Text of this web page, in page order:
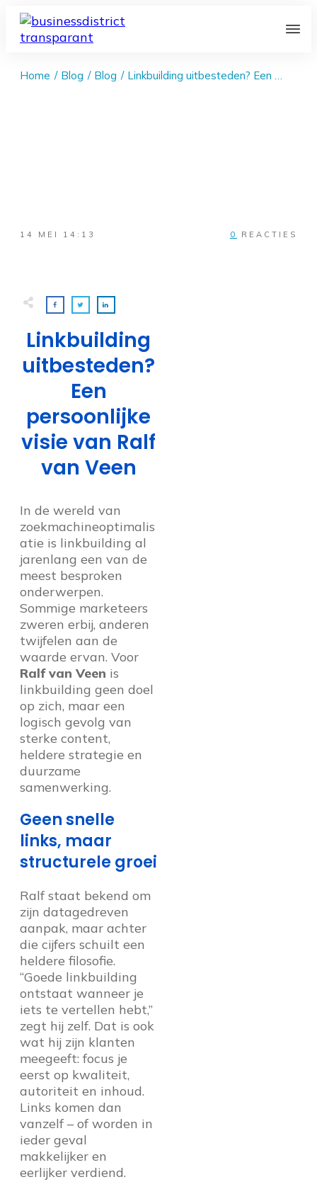
Home / Blog / Blog / Linkbuilding uitbesteden? Een persoonlijke visie van Ralf van Veen
14 MEI 14:13 0 REACTIES
Linkbuilding
uitbesteden?
Een
persoonlijke
visie van Ralf
van Veen
In de wereld van
zoekmachineoptimalis
atie is linkbuilding al
jarenlang een van de
meest besproken
onderwerpen.
Sommige marketeers
zweren erbij, anderen
twijfelen aan de
waarde ervan. Voor
Ralf van Veen is
linkbuilding geen doel
op zich, maar een
logisch gevolg van
sterke content,
heldere strategie en
duurzame
samenwerking.
Geen snelle
links, maar
structurele groei
Ralf staat bekend om
zijn datagedreven
aanpak, maar achter
die cijfers schuilt een
heldere filosofie.
“Goede linkbuilding
ontstaat wanneer je
iets te vertellen hebt,”
zegt hij zelf. Dat is ook
wat hij zijn klanten
meegeeft: focus je
eerst op kwaliteit,
autoriteit en inhoud.
Links komen dan
vanzelf – of worden in
ieder geval
makkelijker en
eerlijker verdiend.